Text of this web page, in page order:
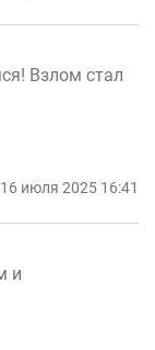
Взлом стал
16 июля 2025 16:41
и